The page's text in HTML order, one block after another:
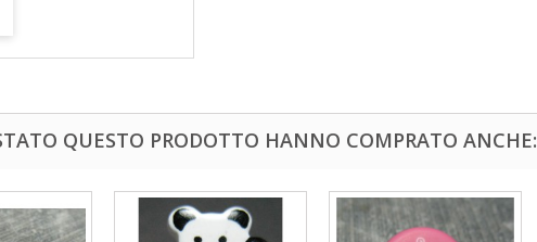
QUESTO PRODOTTO HANNO COMPRATO ANCHE: